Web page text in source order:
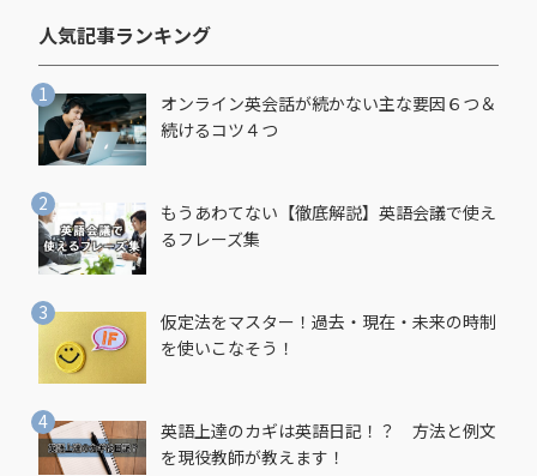
人気記事ランキング​
オンライン英会話が続かない主な要因６つ＆
続けるコツ４つ
もうあわてない【徹底解説】英語会議で使え
るフレーズ集
仮定法をマスター！過去・現在・未来の時制
を使いこなそう！
英語上達のカギは英語日記！？ 方法と例文
を現役教師が教えます！